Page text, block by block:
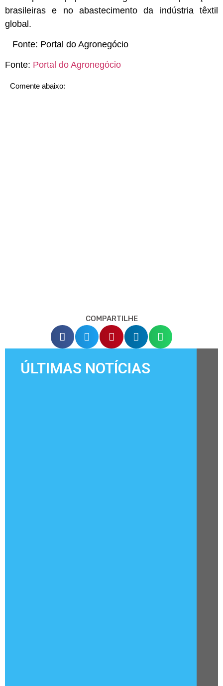
brasileiras e no abastecimento da indústria têxtil
global.
Fonte: Portal do Agronegócio
Fonte: Portal do Agronegócio
Comente abaixo:
COMPARTILHE
ÚLTIMAS NOTÍCIAS